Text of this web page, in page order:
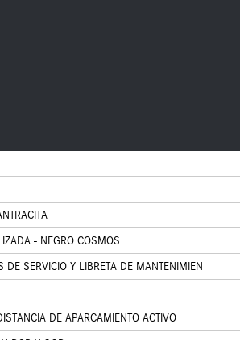
- NEGRO COSMOS
DE SERVICIO Y LIBRETA DE MANTENIMIEN
DE APARCAMIENTO ACTIVO